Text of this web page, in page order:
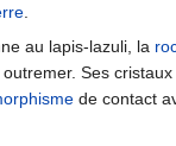
au lapis-lazuli, la
Ses
de contact